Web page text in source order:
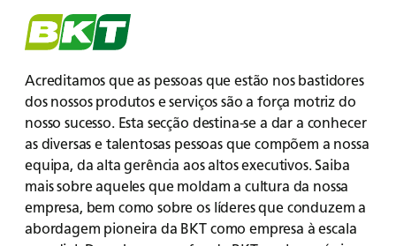
Acreditamos que as pessoas que estão nos bastidores
dos nossos produtos e serviços são a força motriz do
nosso sucesso. Esta secção destina-se a dar a conhecer
as diversas e talentosas pessoas que compõem a nossa
equipa, da alta gerência aos altos executivos. Saiba
mais sobre aqueles que moldam a cultura da nossa
empresa, bem como sobre os líderes que conduzem a
abordagem pioneira da BKT como empresa à escala